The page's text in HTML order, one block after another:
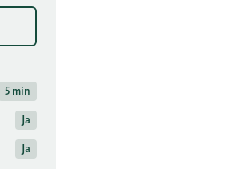
5 min
Ja
Ja